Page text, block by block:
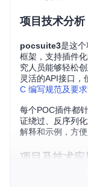
项目技术分析
pocsuite3是这
框架，支持插件
究人员能够轻松
灵活的API接口，
C 编写规范及要
每个POC插件都
证绕过、反序列
解释和示例，方便
项目及技术应
some_pocsuite